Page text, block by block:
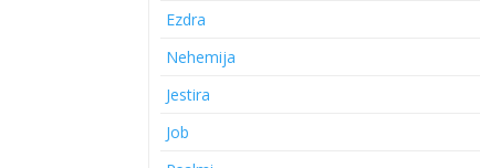
Ezdra
Nehemija
Jestira
Job